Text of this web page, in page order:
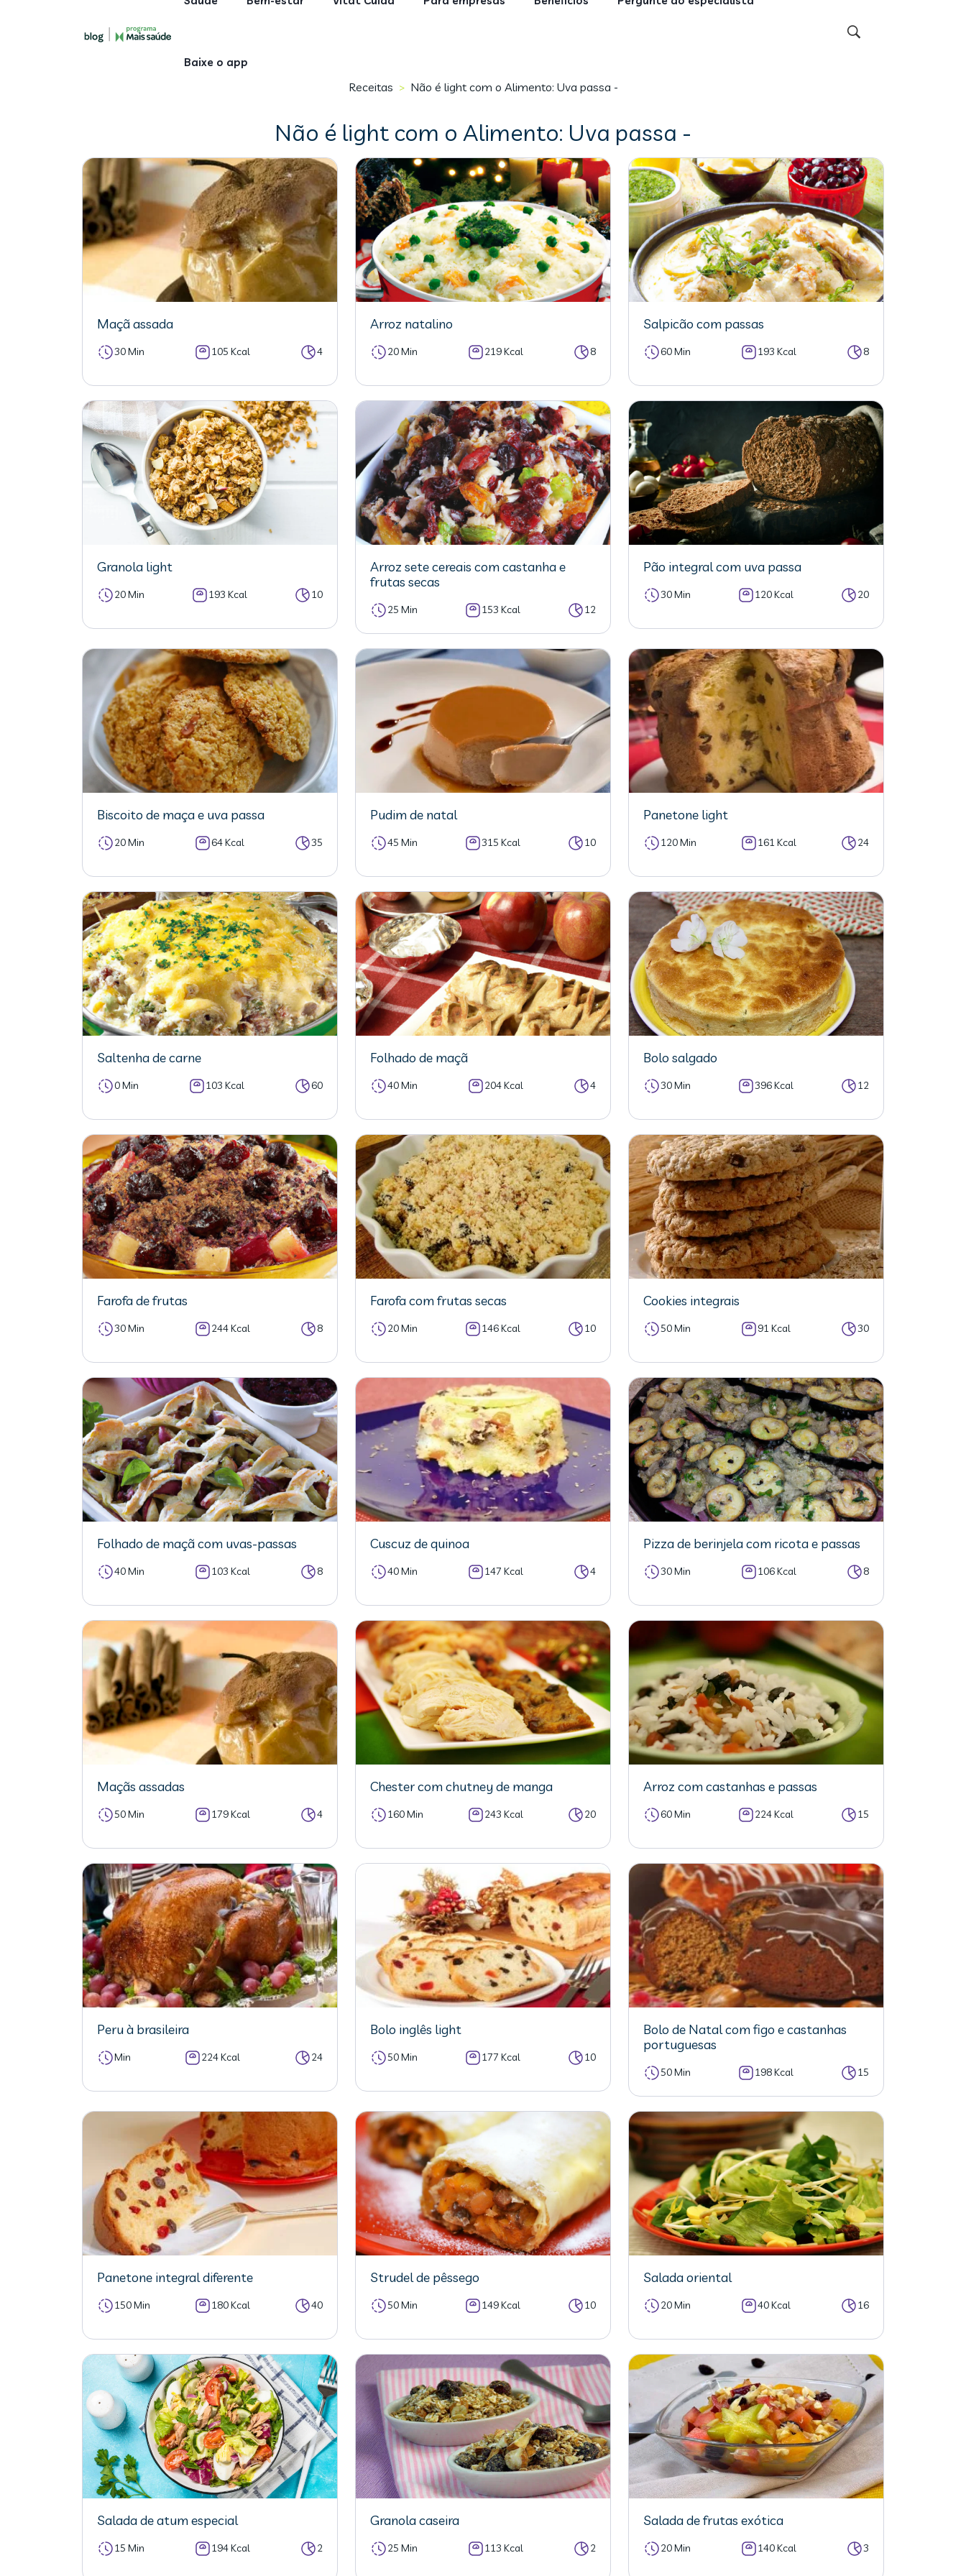
Baixe o app
Receitas > Não é light com o Alimento: Uva passa -
Não é light com o Alimento: Uva passa -
Maçã assada
30 Min 105 Kcal 4
Arroz natalino
20 Min 219 Kcal 8
Salpicão com passas
60 Min 193 Kcal 8
Granola light
20 Min 193 Kcal 10
Arroz sete cereais com castanha e
frutas secas
25 Min 153 Kcal 12
Pão integral com uva passa
30 Min 120 Kcal 20
Biscoito de maça e uva passa
20 Min 64 Kcal 35
Pudim de natal
45 Min 315 Kcal 10
Panetone light
120 Min 161 Kcal 24
Saltenha de carne
0 Min 103 Kcal 60
Folhado de maçã
40 Min 204 Kcal 4
Bolo salgado
30 Min 396 Kcal 12
Farofa de frutas
30 Min 244 Kcal 8
Farofa com frutas secas
20 Min 146 Kcal 10
Cookies integrais
50 Min 91 Kcal 30
Folhado de maçã com uvas-passas
40 Min 103 Kcal 8
Cuscuz de quinoa
40 Min 147 Kcal 4
Pizza de berinjela com ricota e passas
30 Min 106 Kcal 8
Maçãs assadas
50 Min 179 Kcal 4
Chester com chutney de manga
160 Min 243 Kcal 20
Arroz com castanhas e passas
60 Min 224 Kcal 15
Peru à brasileira
Min 224 Kcal 24
Bolo inglês light
50 Min 177 Kcal 10
Bolo de Natal com figo e castanhas
portuguesas
50 Min 198 Kcal 15
Panetone integral diferente
150 Min 180 Kcal 40
Strudel de pêssego
50 Min 149 Kcal 10
Salada oriental
20 Min 40 Kcal 16
Salada de atum especial
15 Min 194 Kcal 2
Granola caseira
25 Min 113 Kcal 2
Salada de frutas exótica
20 Min 140 Kcal 3